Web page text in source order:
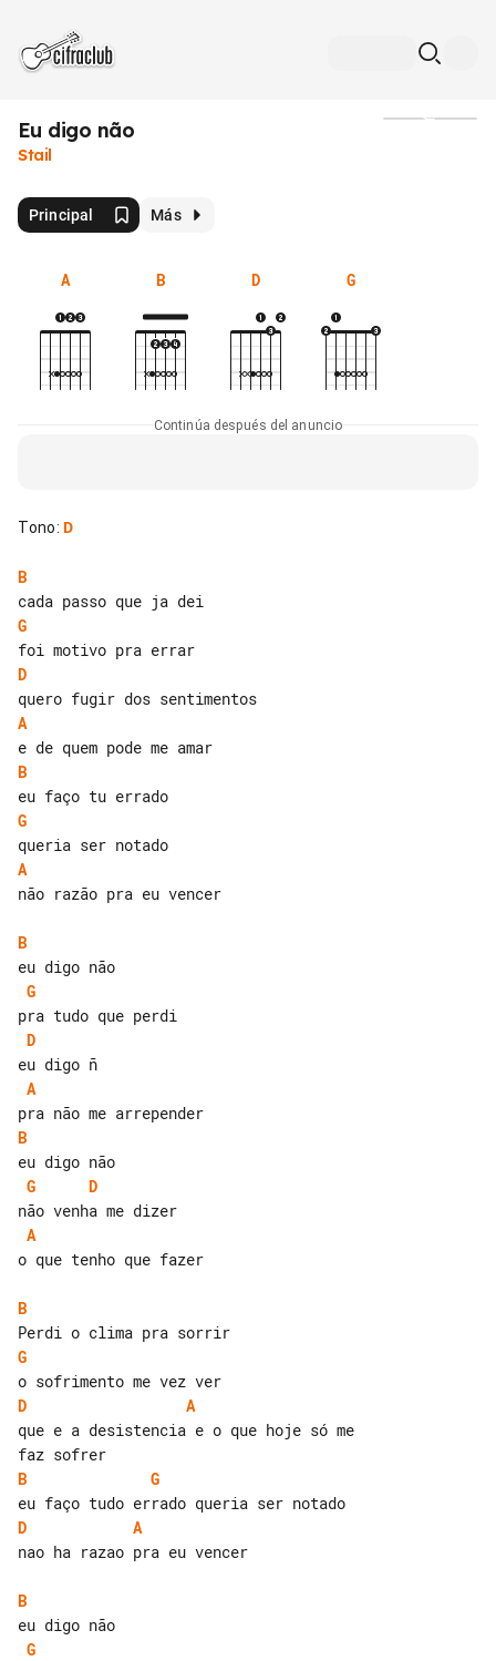
Eu digo não
Stail
Principal Más
A B D G
Continúa después del anuncio
Tono: D
B
G
D
A
B
G
A
não razão pra eu vencer
B
G
D
A
B
G
D
A
o que tenho que fazer
B
G
D
A
que e a desistencia e o que hoje só me
B
G
D
A
nao ha razao pra eu vencer
B
G